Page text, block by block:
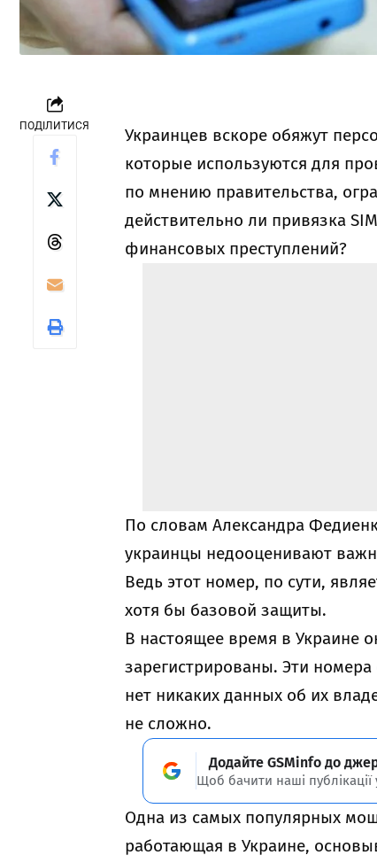
ПОДІЛИТИСЯ
Украинцев вскоре обяжут
которые используются для
по мнению правительства,
действительно ли привязка
финансовых преступлений?
По словам Александра
украинцы недооценивают
Ведь этот номер, по сути,
хотя бы базовой защиты.
В настоящее время в Украине
зарегистрированы. Эти
нет никаких данных об их
не сложно.
Додайте GSMinfo до
Щоб бачити наші публікації
Одна из самых популярных
работающая в Украине,